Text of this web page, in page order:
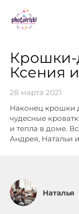
Ксения
28 марта 2021
Наконец крошки
чудесные
и тепла в доме.
Андрея, Натальи
Наталья